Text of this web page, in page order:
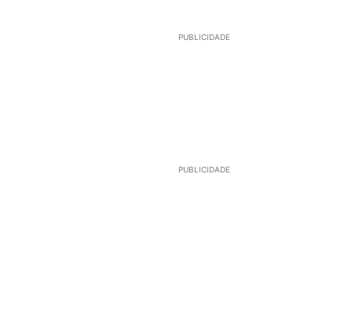
PUBLICIDADE
PUBLICIDADE